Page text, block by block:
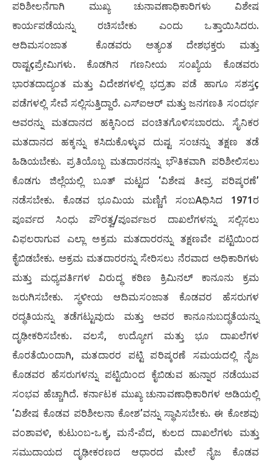
ಪರಿಶೀಲನೆಗಾಗಿ ಮುಖ್ಯ ಚುನಾವಣಾಧಿಕಾರಿಗಳು ವಿಶೇಷ
ಕಾರ್ಯಪಡೆಯನ್ನು ರಚಿಸಬೇಕು ಎಂದು ಒತ್ತಾಯಿಸಿದರು.
ಆದಿಮಸಂಜಾತ ಕೊಡವರು ಅತ್ಯಂತ ದೇಶಭಕ್ತರು ಮತ್ತು
ರಾಷ್ಟçಪ್ರೇಮಿಗಳು. ಕೊಡಗಿನ ಗಣನೀಯ ಸಂಖ್ಯೆಯ ಕೊಡವರು
ಭಾರತದಾದ್ಯಂತ ಮತ್ತು ವಿದೇಶಗಳಲ್ಲಿ ಭದ್ರತಾ ಪಡೆ ಹಾಗೂ ಸಶಸ್ತç
ಪಡೆಗಳಲ್ಲಿ ಸೇವೆ ಸಲ್ಲಿಸುತ್ತಿದ್ದಾರೆ. ಎಸ್‌ಐಆರ್ ಮತ್ತು ಜನಗಣತಿ ಸಂದರ್ಭ
ಅವರನ್ನು ಮತದಾನದ ಹಕ್ಕಿನಿಂದ ವಂಚಿತಗೊಳಿಸಬಾರದು. ಸೈನಿಕರ
ಮತದಾನದ ಹಕ್ಕನ್ನು ಕಸಿದುಕೊಳ್ಳುವ ದುಷ್ಟ ಸಂಚನ್ನು ತಕ್ಷಣ ತಡೆ
ಹಿಡಿಯಬೇಕು. ಪ್ರತಿಯೊಬ್ಬ ಮತದಾರನನ್ನು ಭೌತಿಕವಾಗಿ ಪರಿಶೀಲಿಸಲು
ಕೊಡಗು ಜಿಲ್ಲೆಯಲ್ಲಿ ಬೂತ್ ಮಟ್ಟದ ‘ವಿಶೇಷ ತೀವ್ರ ಪರಿಷ್ಕರಣೆ’
ನಡೆಸಬೇಕು. ಕೊಡವ ಭೂಮಿಯ ಮಣ್ಣಿಗೆ ಸಂಬAಧಿಸಿದ 1971ರ
ಪೂರ್ವದ ಸಿಂಧು ಪೌರತ್ವ/ಪೂರ್ವಜರ ದಾಖಲೆಗಳನ್ನು ಸಲ್ಲಿಸಲು
ವಿಫಲರಾಗುವ ಎಲ್ಲಾ ಅಕ್ರಮ ಮತದಾರರನ್ನು ತಕ್ಷಣವೇ ಪಟ್ಟಿಯಿಂದ
ಕೈಬಿಡಬೇಕು. ಅಕ್ರಮ ಮತದಾರರನ್ನು ಸೇರಿಸಲು ನೆರವಾದ ಅಧಿಕಾರಿಗಳು
ಮತ್ತು ಮಧ್ಯವರ್ತಿಗಳ ವಿರುದ್ಧ ಕಠಿಣ ಕ್ರಿಮಿನಲ್ ಕಾನೂನು ಕ್ರಮ
ಜರುಗಿಸಬೇಕು. ಸ್ಥಳೀಯ ಆದಿಮಸಂಜಾತ ಕೊಡವರ ಹೆಸರುಗಳ
ರದ್ಧತಿಯನ್ನು ತಡೆಗಟ್ಟುವುದು ಮತ್ತು ಅವರ ಕಾನೂನುಬದ್ಧತೆಯನ್ನು
ದೃಢೀಕರಿಸಬೇಕು. ವಲಸೆ, ಉದ್ಯೋಗ ಮತ್ತು ಭೂ ದಾಖಲೆಗಳ
ಕೊರತೆಯಿಂದಾಗಿ, ಮತದಾರರ ಪಟ್ಟಿ ಪರಿಷ್ಕರಣೆ ಸಮಯದಲ್ಲಿ ನೈಜ
ಕೊಡವರ ಹೆಸರುಗಳನ್ನು ಪಟ್ಟಿಯಿಂದ ಕೈಬಿಡುವ ಹುನ್ನಾರ ನಡೆಯುವ
ಸಂಭವ ಹೆಚ್ಚಾಗಿದೆ. ಕರ್ನಾಟಕ ಮುಖ್ಯ ಚುನಾವಣಾಧಿಕಾರಿಗಳ ಅಡಿಯಲ್ಲಿ
‘ವಿಶೇಷ ಕೊಡವ ಪರಿಶೀಲನಾ ಕೋಶ’ವನ್ನು ಸ್ಥಾಪಿಸಬೇಕು. ಈ ಕೋಶವು
ವಂಶಾವಳಿ, ಕುಟುಂಬ-ಒಕ್ಕ, ಮನೆ-ಪೆದ, ಕುಲದ ದಾಖಲೆಗಳು ಮತ್ತು
ಸಮುದಾಯದ ದೃಢೀಕರಣದ ಆಧಾರದ ಮೇಲೆ ನೈಜ ಕೊಡವ